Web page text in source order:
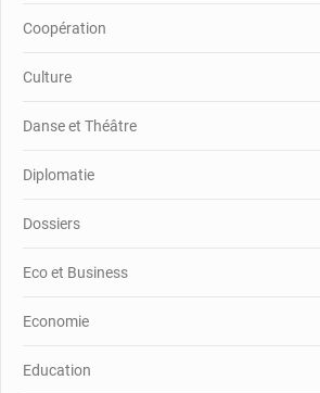
Coopération
Culture
Danse et Théâtre
Diplomatie
Dossiers
Eco et Business
Economie
Education